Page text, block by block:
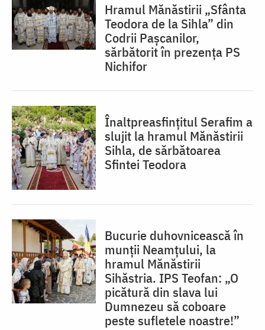
Hramul Mănăstirii „Sfânta
Teodora de la Sihla” din
Codrii Pașcanilor,
sărbătorit în prezența PS
Nichifor
Înaltpreasfințitul Serafim a
slujit la hramul Mănăstirii
Sihla, de sărbătoarea
Sfintei Teodora
Bucurie duhovnicească în
munții Neamțului, la
hramul Mănăstirii
Sihăstria. IPS Teofan: „O
picătură din slava lui
Dumnezeu să coboare
peste sufletele noastre!”